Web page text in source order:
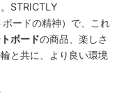
STRICTLY
ードの精神）で、これ
ボードの商品、楽しさ
と共に、より良い環境